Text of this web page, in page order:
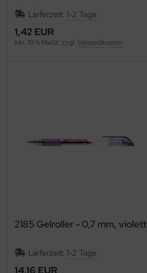
Lieferzeit: 1-2 Tage
1,42 EUR
inkl. 19 % MwSt. zzgl. Versandkosten
2185 Gelroller - 0,7 mm, violett
Lieferzeit: 1-2 Tage
14,16 EUR
BANG